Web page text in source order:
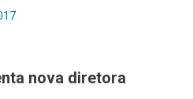
nova diretora